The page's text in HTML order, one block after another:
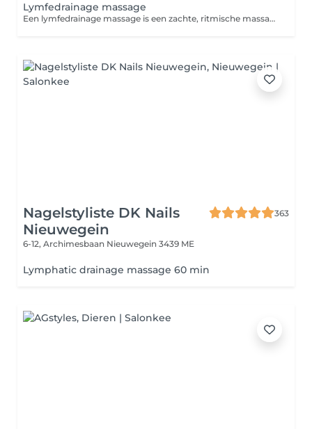
Lymfedrainage massage
Een lymfedrainage massage is een zachte, ritmische massagetechniek die de afvoer van lymfevocht stimuleert. Dit helpt het lichaam bij het afvoeren van afvalstoffen en overtollig vocht, kan zwellingen verminderen en ondersteunt het herstel en de ontspanning van het lichaam.
Nagelstyliste DK Nails
Nieuwegein
363
6-12, Archimesbaan Nieuwegein 3439 ME
Lymphatic drainage massage 60 min